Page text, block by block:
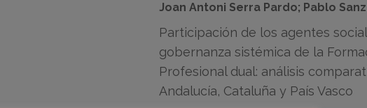
Joan Antoni Serra Pardo; Pablo
Participación de los agentes
gobernanza sistémica de la
Profesional dual: análisis
Andalucía, Cataluña y País Vasco